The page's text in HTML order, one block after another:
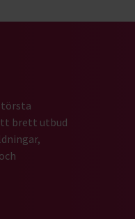
startsida
brett utbud